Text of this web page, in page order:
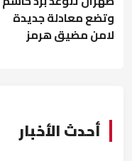
وتضع معادلة جديدة
لامن مضيق هرمز
أحدث الأخبار